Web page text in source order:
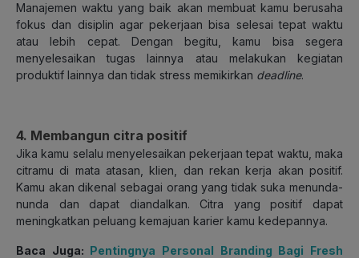
Manajemen waktu yang baik akan membuat kamu berusaha
fokus dan disiplin agar pekerjaan bisa selesai tepat waktu
atau lebih cepat. Dengan begitu, kamu bisa segera
menyelesaikan tugas lainnya atau melakukan kegiatan
produktif lainnya dan tidak stress memikirkan deadline.
4. Membangun citra positif
Jika kamu selalu menyelesaikan pekerjaan tepat waktu, maka
citramu di mata atasan, klien, dan rekan kerja akan positif.
Kamu akan dikenal sebagai orang yang tidak suka menunda-
nunda dan dapat diandalkan. Citra yang positif dapat
meningkatkan peluang kemajuan karier kamu kedepannya.
Baca Juga: Pentingnya Personal Branding Bagi Fresh